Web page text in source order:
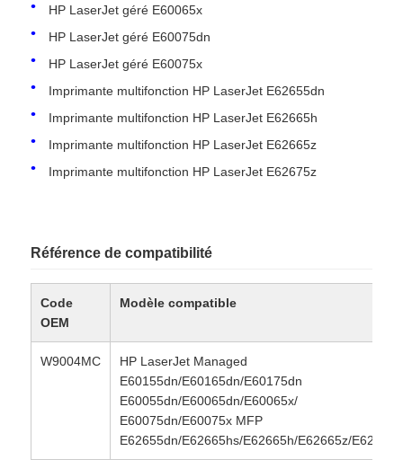
nouvelles
Tous les cas
Le TONER CHIP HP
Une puce de tonique Lexmark
Puce de toner Kyocera
HP LaserJet géré E60065x
HP LaserJet géré E60075dn
HP LaserJet géré E60075x
Imprimante multifonction HP LaserJet E62655dn
Imprimante multifonction HP LaserJet E62665h
Imprimante multifonction HP LaserJet E62665z
Imprimante multifonction HP LaserJet E62675z
Référence de compatibilité
Code
OEM
Modèle compatible
W9004MC
HP LaserJet Managed
E60155dn/E60165dn/E60175dn
E60055dn/E60065dn/E60065x/
E60075dn/E60075x MFP
E62655dn/E62665hs/E62665h/E62665z/E62675z